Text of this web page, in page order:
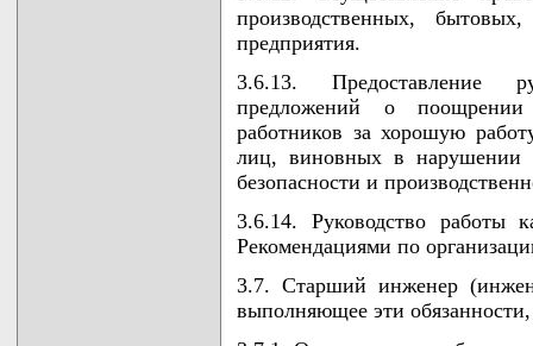
производственных,
предприятия.
3.6.13. Предоставление
предложений о
работников за хорошую
лиц, виновных в нарушении
безопасности и
3.6.14. Руководство работы
Рекомендациями по
3.7. Старший инженер
выполняющее эти